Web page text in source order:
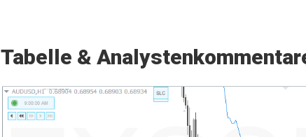
Tabelle &